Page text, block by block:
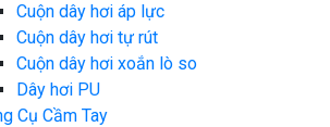
Cuộn dây hơi áp lực
Cuộn dây hơi tự rút
Cuộn dây hơi xoắn lò so
Dây hơi PU
Cụ Cầm Tay